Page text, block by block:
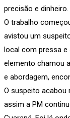
precisão e dinheiro.
O trabalho
avistou um
local com pressa e
elemento chamou
e abordagem,
O suspeito acabou
assim a PM